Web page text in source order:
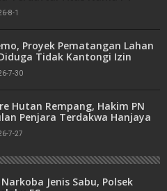
8-1
Proyek Pematangan Lahan
Tidak Kantongi Izin
7-30
Hutan Rempang, Hakim PN
Penjara Terdakwa Hanjaya
7-27
Jenis Sabu, Polsek